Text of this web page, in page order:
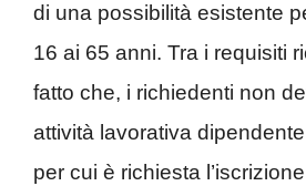
di una possibilità esistente
16 ai 65 anni. Tra i requisiti
fatto che, i richiedenti non
attività lavorativa
per cui è richiesta